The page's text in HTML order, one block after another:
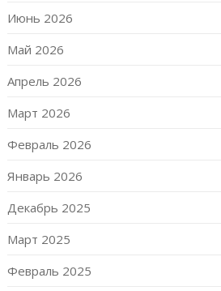
Июнь 2026
Май 2026
Апрель 2026
Март 2026
Февраль 2026
Январь 2026
Декабрь 2025
Март 2025
Февраль 2025